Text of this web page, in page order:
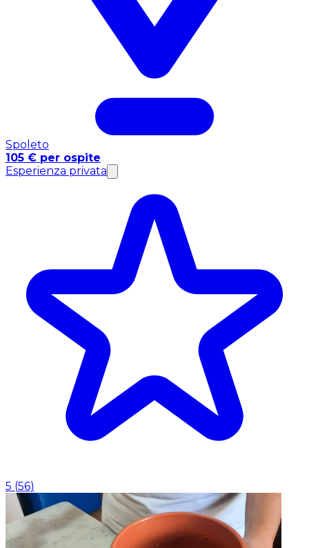
Spoleto
105 € per ospite
Esperienza privata
5 (56)